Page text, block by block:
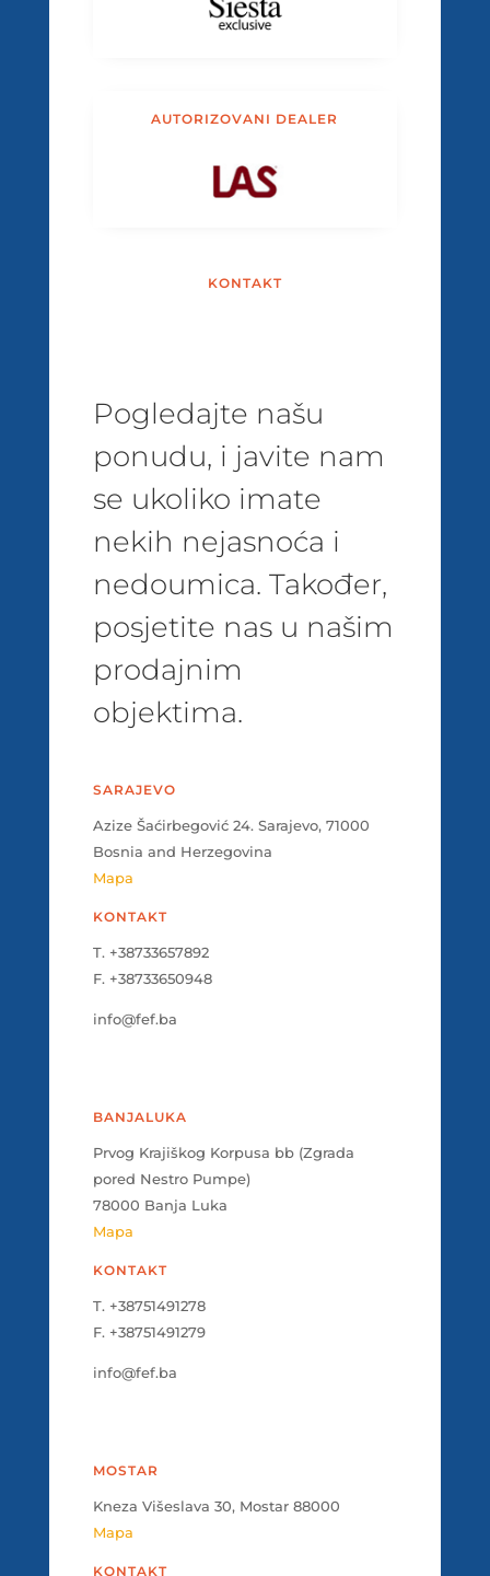
AUTORIZOVANI DEALER
KONTAKT
Pogledajte našu
ponudu, i javite nam
se ukoliko imate
nekih nejasnoća i
nedoumica. Također,
posjetite nas u našim
prodajnim
objektima.
SARAJEVO
Azize Šaćirbegović 24. Sarajevo, 71000
Bosnia and Herzegovina
Mapa
KONTAKT
T. +38733657892
F. +38733650948
info@fef.ba
BANJALUKA
Prvog Krajiškog Korpusa bb (Zgrada
pored Nestro Pumpe)
78000 Banja Luka
Mapa
KONTAKT
T. +38751491278
F. +38751491279
info@fef.ba
MOSTAR
Kneza Višeslava 30, Mostar 88000
Mapa
KONTAKT